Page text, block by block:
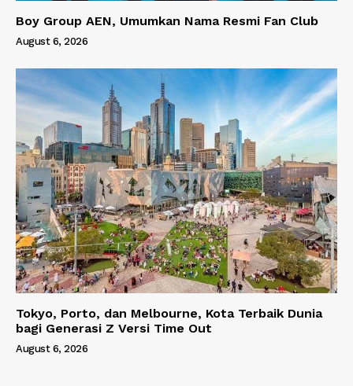
Boy Group AEN, Umumkan Nama Resmi Fan Club
August 6, 2026
Tokyo, Porto, dan Melbourne, Kota Terbaik Dunia
bagi Generasi Z Versi Time Out
August 6, 2026